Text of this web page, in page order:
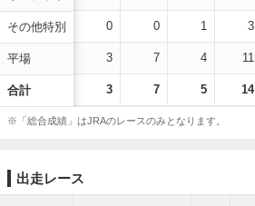
その他特別
平場
合計
0 0 1 3
3 7 4 11
3 7 5 14
※「総合成績」はJRAのレースのみとなります。
出走レース